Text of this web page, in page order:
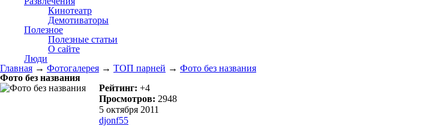
Кинотеатр
Демотиваторы
Полезное
Полезные статьи
О сайте
Люди
Главная → Фотогалерея → ТОП парней → Фото без названия
Фото без названия
Рейтинг: +4
Просмотров: 2948
5 октября 2011
djonf55